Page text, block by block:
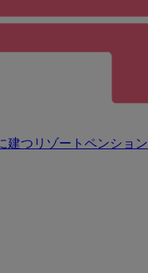
建つリゾートペンション